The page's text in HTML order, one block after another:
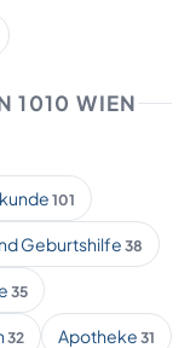
1010 WIEN
101
Geburtshilfe 38
35
32 Apotheke 31